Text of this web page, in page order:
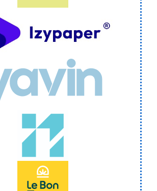
Izypaper
Yavin
Leo Bon Tuyau